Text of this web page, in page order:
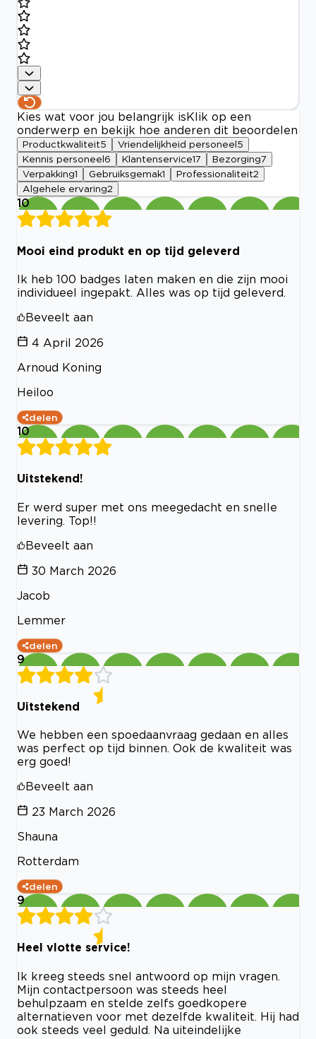
Kies wat voor jou belangrijk is Klik op een
onderwerp en bekijk hoe anderen dit beoordelen
Productkwaliteit5 Vriendelijkheid personeel 5
Kennis personeel 6 Klantenservice17 Bezorging7
Verpakking1 Gebruiksgemak1 Professionaliteit2
Algehele ervaring2
10
Mooi eind produkt en op tijd geleverd
Ik heb 100 badges laten maken en die zijn mooi
individueel ingepakt. Alles was op tijd geleverd.
Beveelt aan
4 April 2026
Arnoud Koning
Heiloo
delen
10
Uitstekend!
Er werd super met ons meegedacht en snelle
levering. Top!!
Beveelt aan
30 March 2026
Jacob
Lemmer
delen
9
Uitstekend
We hebben een spoedaanvraag gedaan en alles
was perfect op tijd binnen. Ook de kwaliteit was
erg goed!
Beveelt aan
23 March 2026
Shauna
Rotterdam
delen
9
Heel vlotte service!
Ik kreeg steeds snel antwoord op mijn vragen.
Mijn contactpersoon was steeds heel
behulpzaam en stelde zelfs goedkopere
alternatieven voor met dezelfde kwaliteit. Hij had
ook steeds veel geduld. Na uiteindelijke